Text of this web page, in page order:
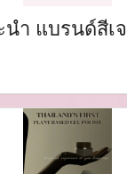
ำ แบรนด์สีเ